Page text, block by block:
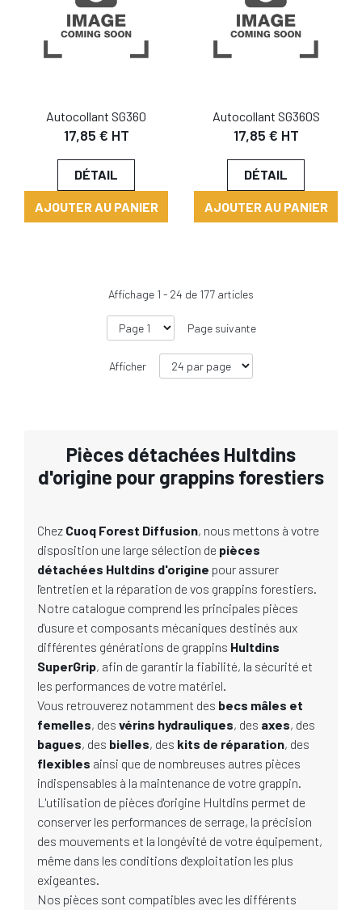
Autocollant SG360
17,85 € HT
DÉTAIL
AJOUTER AU PANIER
Autocollant SG360S
17,85 € HT
DÉTAIL
AJOUTER AU PANIER
Affichage 1 - 24 de 177 articles
Page suivante
Afficher
Pièces détachées Hultdins
d'origine pour grappins forestiers
Chez Cuoq Forest Diffusion, nous mettons à votre
disposition une large sélection de pièces
détachées Hultdins d'origine pour assurer
l'entretien et la réparation de vos grappins forestiers.
Notre catalogue comprend les principales pièces
d'usure et composants mécaniques destinés aux
différentes générations de grappins Hultdins
SuperGrip, afin de garantir la fiabilité, la sécurité et
les performances de votre matériel.
Vous retrouverez notamment des becs mâles et
femelles, des vérins hydrauliques, des axes, des
bagues, des bielles, des kits de réparation, des
flexibles ainsi que de nombreuses autres pièces
indispensables à la maintenance de votre grappin.
L'utilisation de pièces d'origine Hultdins permet de
conserver les performances de serrage, la précision
des mouvements et la longévité de votre équipement,
même dans les conditions d'exploitation les plus
exigeantes.
Nos pièces sont compatibles avec les différents